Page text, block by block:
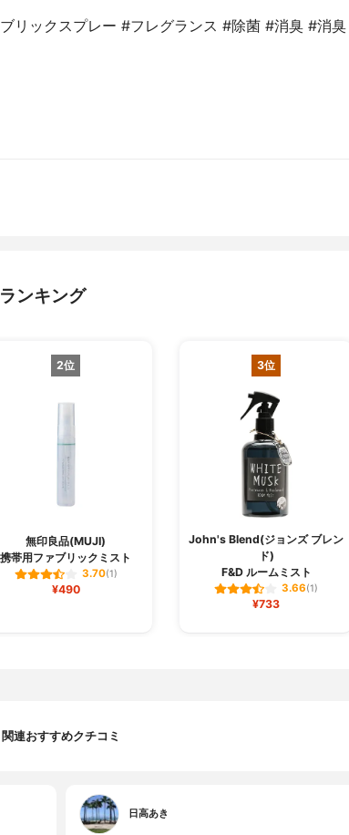
リックスプレー #フレグランス #除菌 #消臭 #消臭
ンキング
2位
無印良品(MUJI)
携帯用ファブリックミスト
3.70(1)
¥490
3位
John's Blend(ジョンズ ブレン
ド)
F&D ルームミスト
3.66(1)
¥733
関連おすすめクチコミ
日高あき